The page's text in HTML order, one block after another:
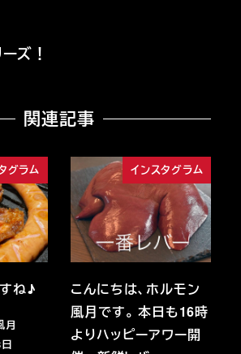
ズ！
関連記事
グラム
ね♪
月
インスタグラム
こんにちは、ホルモン
風月です。 本日も16時
よりハッピーアワー開